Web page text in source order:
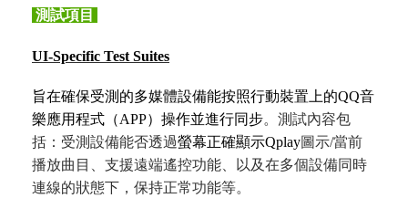
測試項目
UI-Specific Test Suites
旨在確保受測的多媒體設備能按照行動裝置上的QQ音
樂應用程式（APP）操作並進行同步。測試內容包
括：受測設備能否透過螢幕正確顯示Qplay圖示/當前
播放曲目、支援遠端遙控功能、以及在多個設備同時
連線的狀態下，保持正常功能等。